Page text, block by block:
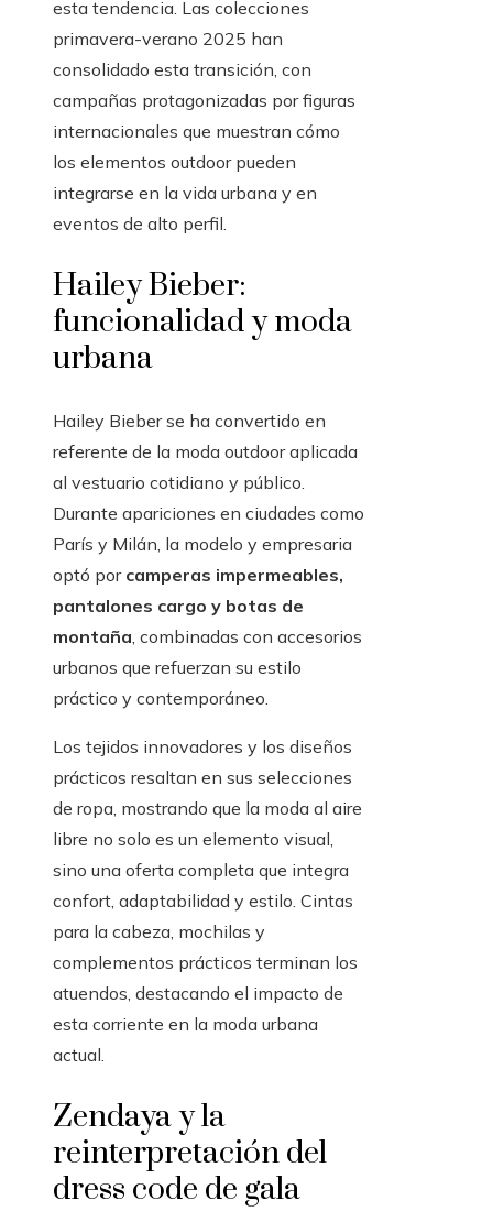
esta tendencia. Las colecciones
primavera-verano 2025 han
consolidado esta transición, con
campañas protagonizadas por figuras
internacionales que muestran cómo
los elementos outdoor pueden
integrarse en la vida urbana y en
eventos de alto perfil.
Hailey Bieber:
funcionalidad y moda
urbana
Hailey Bieber se ha convertido en
referente de la moda outdoor aplicada
al vestuario cotidiano y público.
Durante apariciones en ciudades como
París y Milán, la modelo y empresaria
optó por camperas impermeables,
pantalones cargo y botas de
montaña, combinadas con accesorios
urbanos que refuerzan su estilo
práctico y contemporáneo.
Los tejidos innovadores y los diseños
prácticos resaltan en sus selecciones
de ropa, mostrando que la moda al aire
libre no solo es un elemento visual,
sino una oferta completa que integra
confort, adaptabilidad y estilo. Cintas
para la cabeza, mochilas y
complementos prácticos terminan los
atuendos, destacando el impacto de
esta corriente en la moda urbana
actual.
Zendaya y la
reinterpretación del
dress code de gala